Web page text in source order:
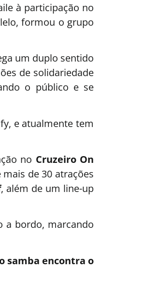
à participação no
formou o grupo
um duplo sentido
de solidariedade
o público e se
e atualmente tem
no Cruzeiro On
de 30 atrações
, além de um line-up
a bordo, marcando
samba encontra o